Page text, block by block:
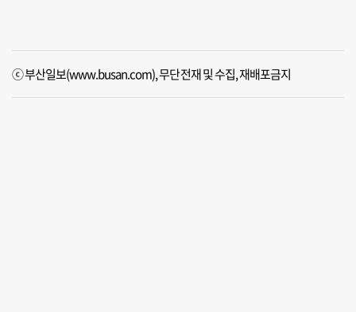
ⓒ 부산일보(www.busan.com), 무단전재 및 수집, 재배포금지